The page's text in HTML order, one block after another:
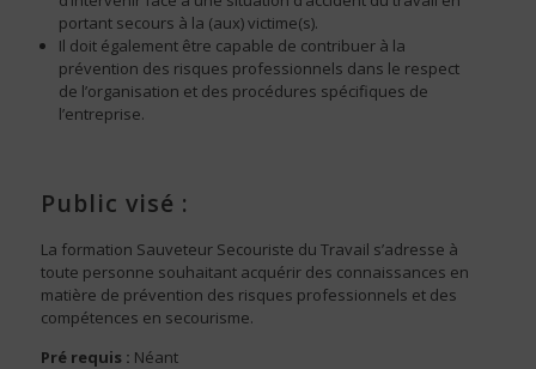
portant secours à la (aux) victime(s).
Il doit également être capable de contribuer à la
prévention des risques professionnels dans le respect
de l’organisation et des procédures spécifiques de
l’entreprise.
Public visé :
La formation Sauveteur Secouriste du Travail s’adresse à
toute personne souhaitant acquérir des connaissances en
matière de prévention des risques professionnels et des
compétences en secourisme.
Pré requis : Néant